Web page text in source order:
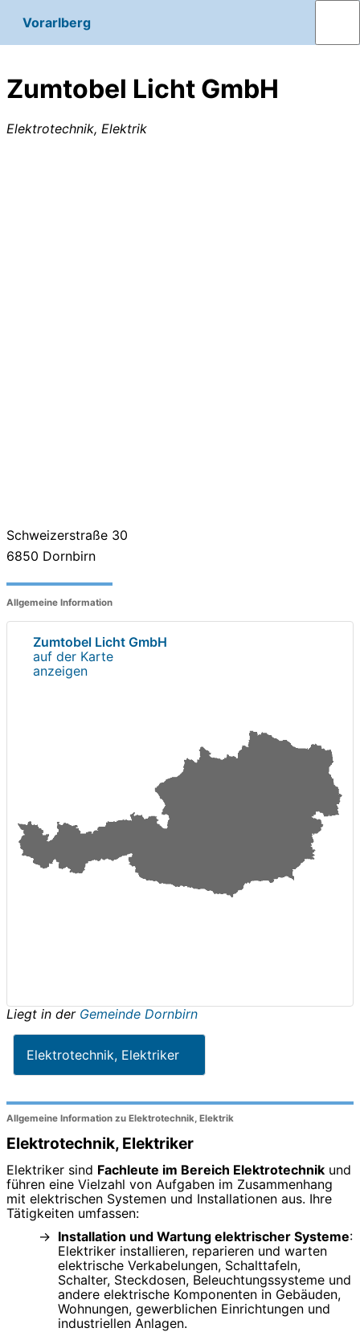
Vorarlberg
Zumtobel Licht GmbH
Elektrotechnik, Elektrik
Schweizerstraße 30
6850 Dornbirn
Allgemeine Information
Zumtobel Licht GmbH
auf der Karte
anzeigen
Liegt in der Gemeinde Dornbirn
Elektrotechnik, Elektriker
Allgemeine Information zu Elektrotechnik, Elektrik
Elektrotechnik, Elektriker
Elektriker sind Fachleute im Bereich Elektrotechnik und
führen eine Vielzahl von Aufgaben im Zusammenhang
mit elektrischen Systemen und Installationen aus. Ihre
Tätigkeiten umfassen:
Installation und Wartung elektrischer Systeme:
Elektriker installieren, reparieren und warten
elektrische Verkabelungen, Schalttafeln,
Schalter, Steckdosen, Beleuchtungssysteme und
andere elektrische Komponenten in Gebäuden,
Wohnungen, gewerblichen Einrichtungen und
industriellen Anlagen.